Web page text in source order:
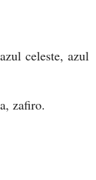
celeste, azul
zafiro.